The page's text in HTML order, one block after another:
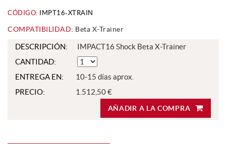
CÓDIGO: IMPT16-XTRAIN
COMPATIBILIDAD: Beta X-Trainer
DESCRIPCIÓN:
IMPACT16 Shock Beta X-Trainer
CANTIDAD:
ENTREGA EN:
10-15 días aprox.
PRECIO:
1.512,50 €
AÑADIR A LA COMPRA